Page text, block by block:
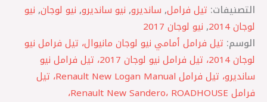
التصنيفات: تيل فرامل, سانديرو, نيو سانديرو, نيو لوجان, نيو
لوجان 2014
, نيو لوجان 2017
الوسم: تيل فرامل أمامي نيو لوجان مانيوال، تيل فرامل نيو
لوجان 2014، تيل فرامل نيو لوجان 2017، تيل فرامل نيو
سانديرو، تيل فرامل Renault New Logan Manual، تيل
فرامل Renault New Sandero، ROADHOUSE،